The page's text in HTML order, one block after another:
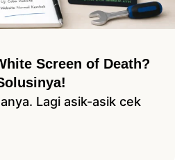
Screen of Death?
Lagi asik-asik cek